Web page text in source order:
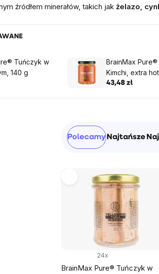
źródłem minerałów, takich jak żelazo,
Tuńczyk w
140 g
BrainMax
Kimchi, extra
43,48 zł
Sortowanie
produktów
Polecamy Najtańsze
produktów
BrainMax Pure® Tuńczyk w
24x